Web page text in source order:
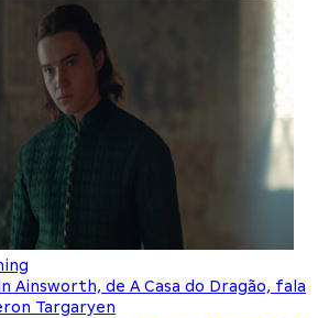
Ainsworth, de A Casa do Dragão, fala
Targaryen